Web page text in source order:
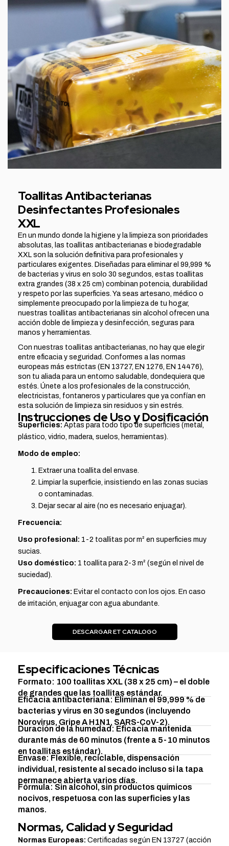
Toallitas Antibacterianas
Desinfectantes Profesionales
XXL
En un mundo donde la higiene y la limpieza son prioridades
absolutas, las toallitas antibacterianas e biodegradable
XXL son la solución definitiva para profesionales y
particulares exigentes. Diseñadas para eliminar el 99,999 %
de bacterias y virus en solo 30 segundos, estas toallitas
extra grandes (38 x 25 cm) combinan potencia, durabilidad
y respeto por las superficies. Ya seas artesano, médico o
simplemente preocupado por la limpieza de tu hogar,
nuestras toallitas antibacterianas sin alcohol ofrecen una
acción doble de limpieza y desinfección, seguras para
manos y herramientas.
Con nuestras toallitas antibacterianas, no hay que elegir
entre eficacia y seguridad. Conformes a las normas
europeas más estrictas (EN 13727, EN 1276, EN 14476),
son tu aliada para un entorno saludable, dondequiera que
estés. Únete a los profesionales de la construcción,
electricistas, fontaneros y particulares que ya confían en
esta solución de limpieza sin residuos y sin estrés.
Instrucciones de Uso y Dosificación
Superficies: Aptas para todo tipo de superficies (metal,
plástico, vidrio, madera, suelos, herramientas).
Modo de empleo:
Extraer una toallita del envase.
Limpiar la superficie, insistiendo en las zonas sucias
o contaminadas.
Dejar secar al aire (no es necesario enjuagar).
Frecuencia:
Uso profesional: 1-2 toallitas por m² en superficies muy
sucias.
Uso doméstico: 1 toallita para 2-3 m² (según el nivel de
suciedad).
Precauciones: Evitar el contacto con los ojos. En caso
de irritación, enjuagar con agua abundante.
DESCARGAR ET CATALOGO
Especificaciones Técnicas
Formato: 100 toallitas XXL (38 x 25 cm) – el doble
de grandes que las toallitas estándar.
Eficacia antibacteriana: Eliminan el 99,999 % de
bacterias y virus en 30 segundos (incluyendo
Norovirus, Gripe A H1N1, SARS-CoV-2).
Duración de la humedad: Eficacia mantenida
durante más de 60 minutos (frente a 5-10 minutos
en toallitas estándar).
Envase: Flexible, reciclable, dispensación
individual, resistente al secado incluso si la tapa
permanece abierta varios días.
Fórmula: Sin alcohol, sin productos químicos
nocivos, respetuosa con las superficies y las
manos.
Normas, Calidad y Seguridad
Normas Europeas: Certificadas según EN 13727 (acción